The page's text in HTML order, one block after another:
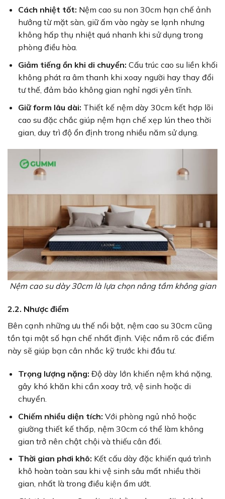
Cách nhiệt tốt: Nệm cao su non 30cm hạn chế ảnh
hưởng từ mặt sàn, giữ ấm vào ngày se lạnh nhưng
không hấp thụ nhiệt quá nhanh khi sử dụng trong
phòng điều hòa.
Giảm tiếng ồn khi di chuyển: Cấu trúc cao su liền khối
không phát ra âm thanh khi xoay người hay thay đổi
tư thế, đảm bảo không gian nghỉ ngơi yên tĩnh.
Giữ form lâu dài: Thiết kế nệm dày 30cm kết hợp lõi
cao su đặc chắc giúp nệm hạn chế xẹp lún theo thời
gian, duy trì độ ổn định trong nhiều năm sử dụng.
Nệm cao su dày 30cm là lựa chọn nâng tầm không gian
2.2. Nhược điểm
Bên cạnh những ưu thế nổi bật, nệm cao su 30cm cũng
tồn tại một số hạn chế nhất định. Việc nắm rõ các điểm
này sẽ giúp bạn cân nhắc kỹ trước khi đầu tư.
Trọng lượng nặng: Độ dày lớn khiến nệm khá nặng,
gây khó khăn khi cần xoay trở, vệ sinh hoặc di
chuyển.
Chiếm nhiều diện tích: Với phòng ngủ nhỏ hoặc
giường thiết kế thấp, nệm 30cm có thể làm không
gian trở nên chật chội và thiếu cân đối.
Thời gian phơi khô: Kết cấu dày đặc khiến quá trình
khô hoàn toàn sau khi vệ sinh sâu mất nhiều thời
gian, nhất là trong điều kiện ẩm ướt.